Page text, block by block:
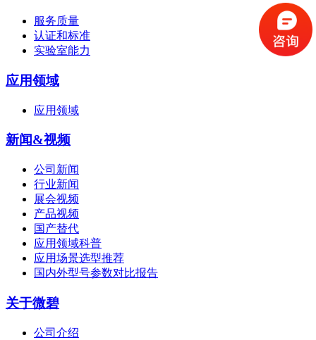
服务质量
认证和标准
实验室能力
应用领域
应用领域
新闻&视频
公司新闻
行业新闻
展会视频
产品视频
国产替代
应用领域科普
应用场景选型推荐
国内外型号参数对比报告
关于微碧
公司介绍